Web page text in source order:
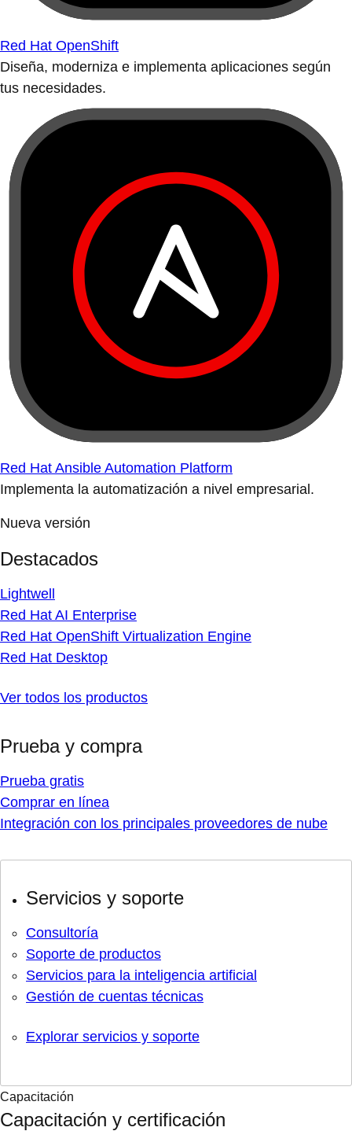
Red Hat OpenShift
Diseña, moderniza e implementa aplicaciones según
tus necesidades.
Red Hat Ansible Automation Platform
Implementa la automatización a nivel empresarial.
Nueva versión
Destacados
Lightwell
Red Hat AI Enterprise
Red Hat OpenShift Virtualization Engine
Red Hat Desktop
Ver todos los productos
Prueba y compra
Prueba gratis
Comprar en línea
Integración con los principales proveedores de nube
Servicios y soporte
Consultoría
Soporte de productos
Servicios para la inteligencia artificial
Gestión de cuentas técnicas
Explorar servicios y soporte
Capacitación
Capacitación y certificación